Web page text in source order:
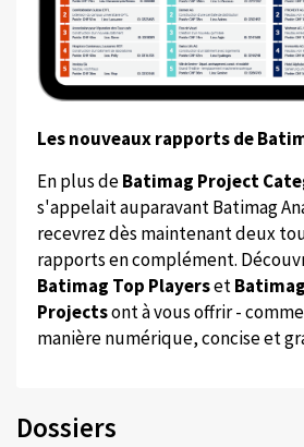
Les nouveaux rapports de
En plus deBatimag Project
s'appelait auparavant Batimag
recevrez dès maintenant deux
rapports en complément.
Batimag Top Playerset
Projectsont à vous offrir -
manière numérique, concise et
Dossiers